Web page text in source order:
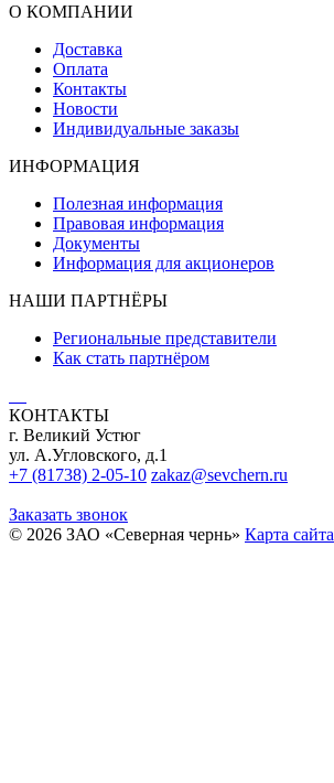
О КОМПАНИИ
Доставка
Оплата
Контакты
Новости
Индивидуальные заказы
ИНФОРМАЦИЯ
Полезная информация
Правовая информация
Документы
Информация для акционеров
НАШИ ПАРТНЁРЫ
Региональные представители
Как стать партнёром
КОНТАКТЫ
г. Великий Устюг
ул. А.Угловского, д.1
+7 (81738) 2-05-10 zakaz@sevchern.ru
Заказать звонок
© 2026 ЗАО «Северная чернь» Карта сайта